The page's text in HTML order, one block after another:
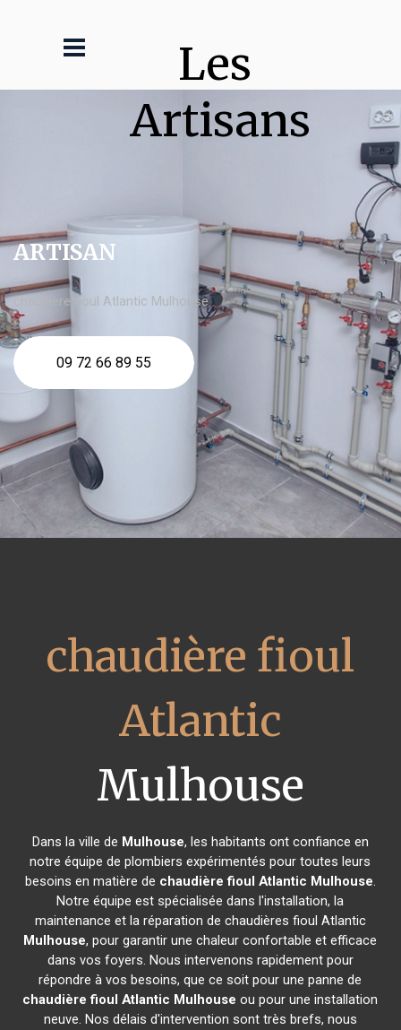
Les
Artisans
ARTISAN
chaudière fioul Atlantic Mulhouse
09 72 66 89 55
chaudière fioul
Atlantic
Mulhouse
Dans la ville de Mulhouse, les habitants ont confiance en
notre équipe de plombiers expérimentés pour toutes leurs
besoins en matière de chaudière fioul Atlantic Mulhouse.
Notre équipe est spécialisée dans l'installation, la
maintenance et la réparation de chaudières fioul Atlantic
Mulhouse, pour garantir une chaleur confortable et efficace
dans vos foyers. Nous intervenons rapidement pour
répondre à vos besoins, que ce soit pour une panne de
chaudière fioul Atlantic Mulhouse ou pour une installation
neuve. Nos délais d'intervention sont très brefs, nous